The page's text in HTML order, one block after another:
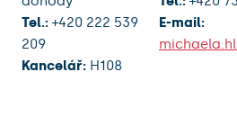
Tel.: +420 222 539
209
Kancelář: H108
E-mail: